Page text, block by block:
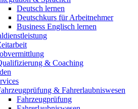
Deutsch lernen
Deutschkurs für Arbeitnehmer
Business Englisch lernen
& Coaching
& Fahrerlaubniswesen
Fahrzeugprüfung